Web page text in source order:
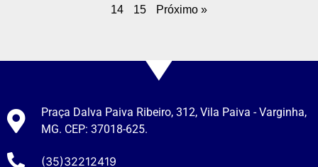
14
15 Próximo »
Praça Dalva Paiva Ribeiro, 312, Vila Paiva - Varginha,
MG. CEP: 37018-625.
(35)32212419